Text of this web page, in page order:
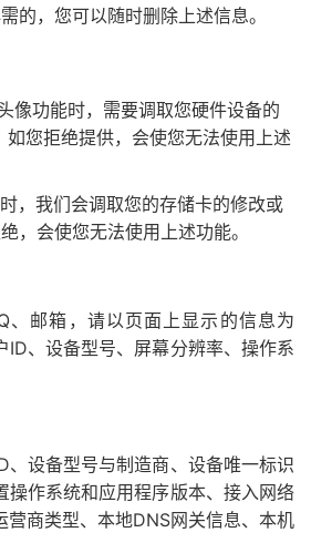
的，您可以随时删除上述信息。
像功能时，需要调取您硬件设备的
您拒绝提供，会使您无法使用上述
，我们会调取您的存储卡的修改或
，会使您无法使用上述功能。
、邮箱，请以页面上显示的信息为
ID、设备型号、屏幕分辨率、操作系
、设备型号与制造商、设备唯一标识
操作系统和应用程序版本、接入网络
营商类型、本地DNS网关信息、本机